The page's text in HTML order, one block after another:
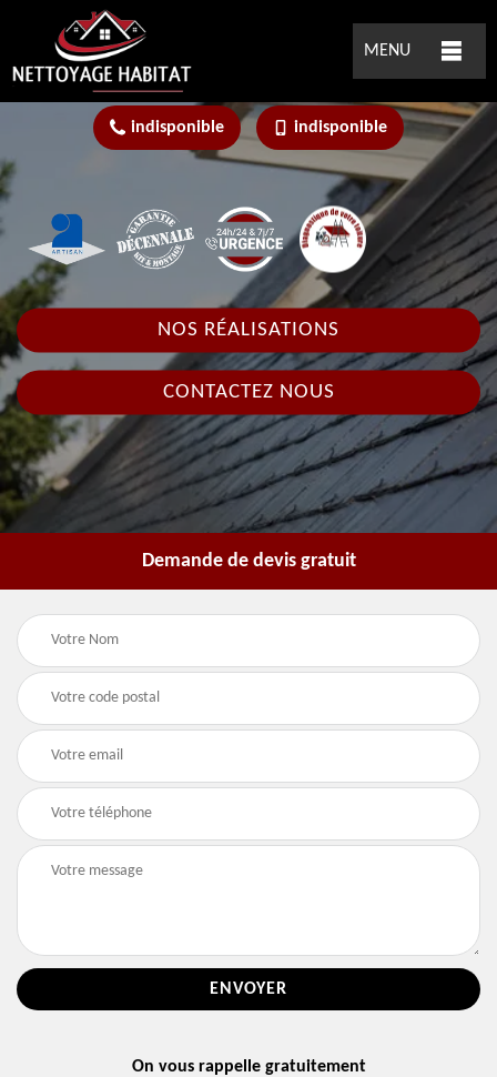
MENU
indisponible indisponible
NOS RÉALISATIONS
CONTACTEZ NOUS
Demande de devis gratuit
On vous rappelle gratuitement